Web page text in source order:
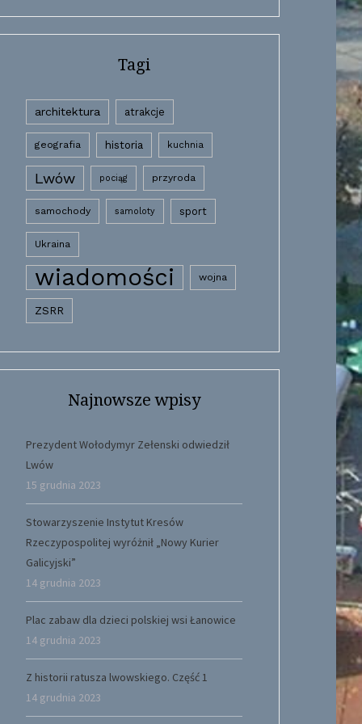
Tagi
architektura atrakcje
geografia historia kuchnia
Lwów pociąg przyroda
samochody samoloty sport
Ukraina
wiadomości wojna
ZSRR
Najnowsze wpisy
Prezydent Wołodymyr Zełenski odwiedził
Lwów
15 grudnia 2023
Stowarzyszenie Instytut Kresów
Rzeczypospolitej wyróżnił „Nowy Kurier
Galicyjski”
14 grudnia 2023
Plac zabaw dla dzieci polskiej wsi Łanowice
14 grudnia 2023
Z historii ratusza lwowskiego. Część 1
14 grudnia 2023